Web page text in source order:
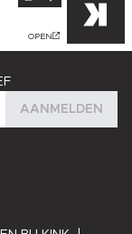
OPEN
AANMELDEN